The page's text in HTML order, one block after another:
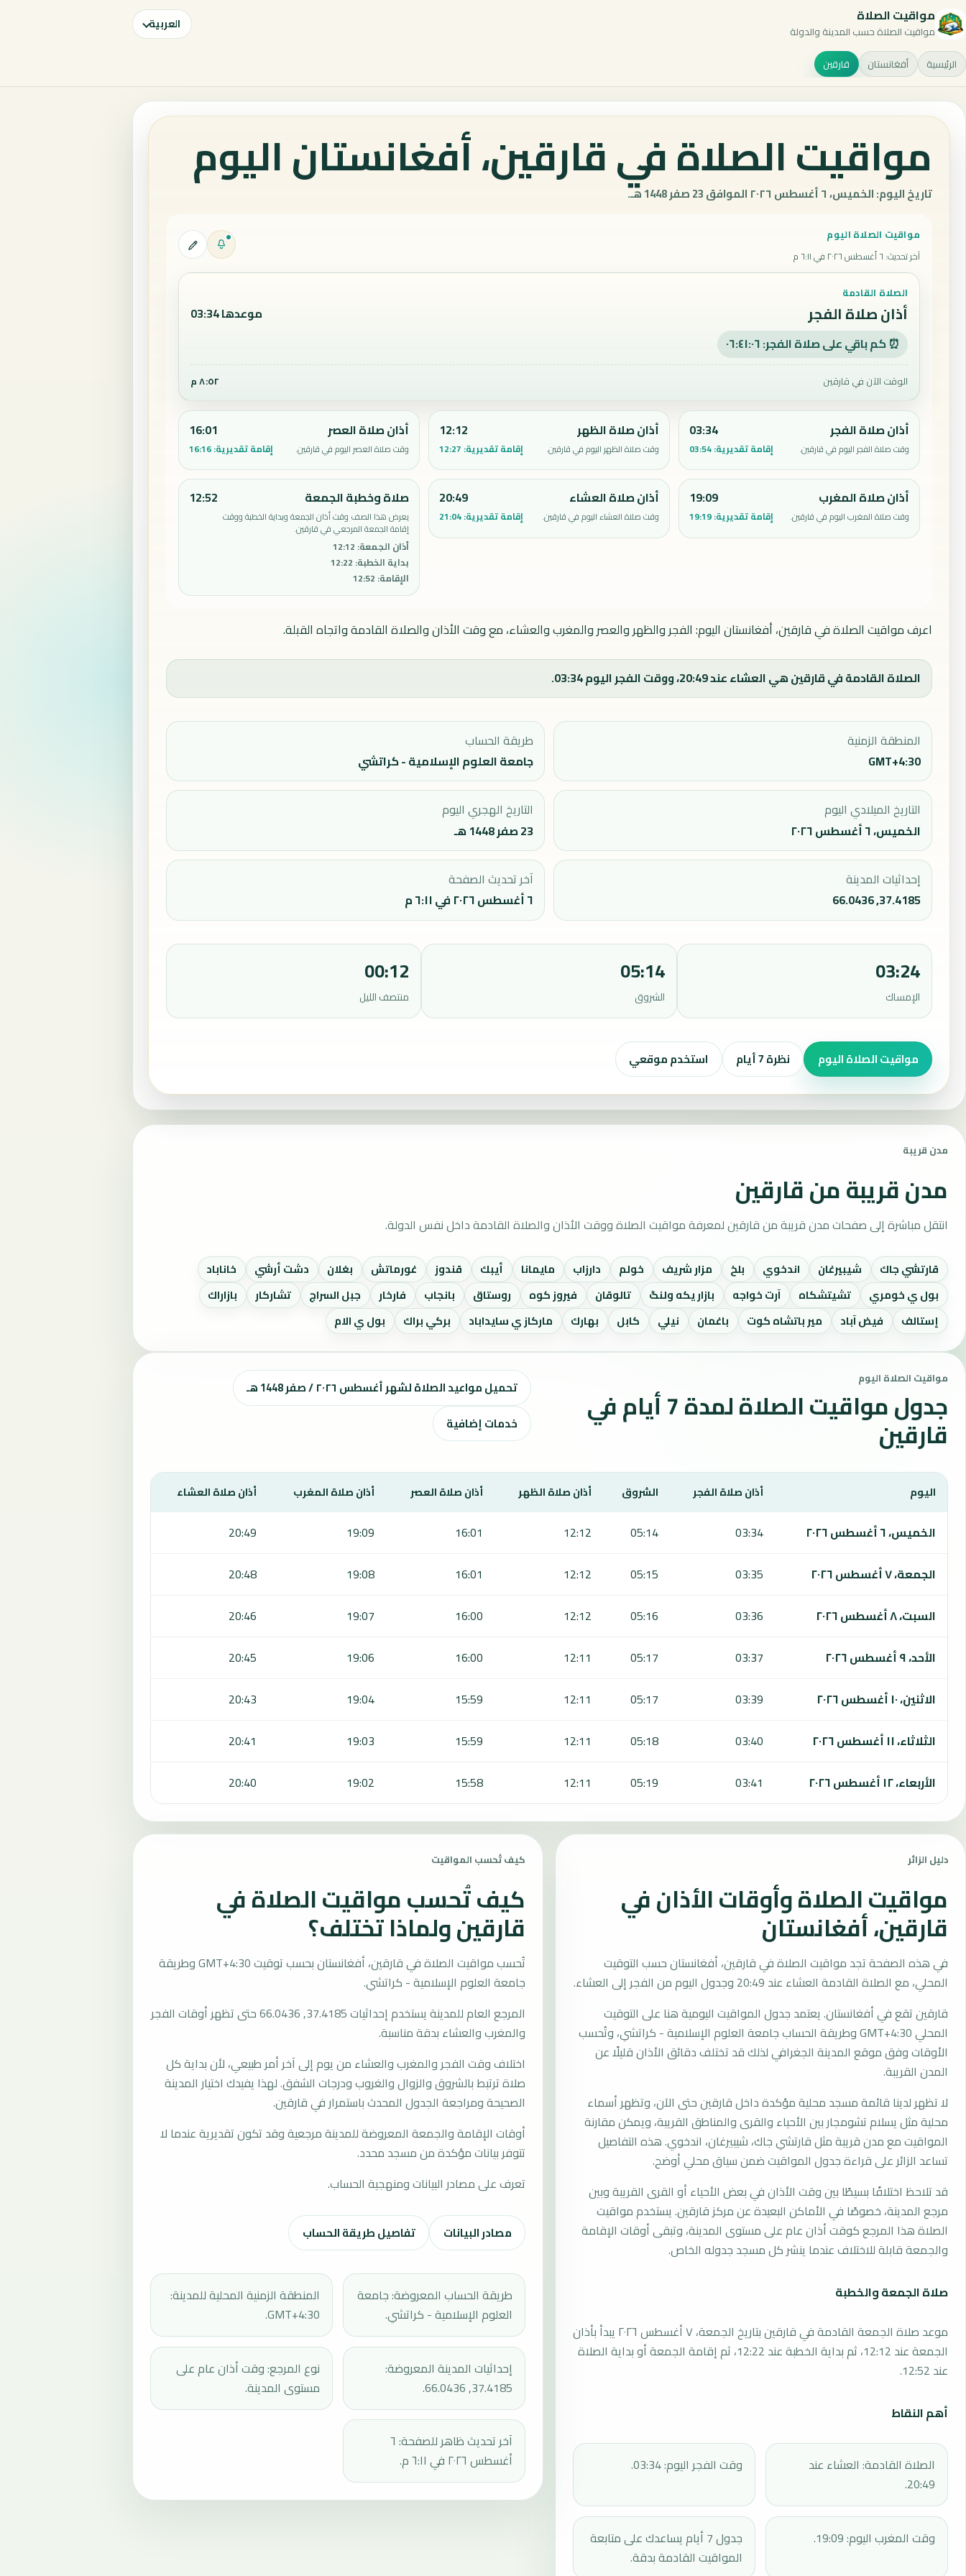
مواقيت الصلاة
مواقيت الصلاة حسب المدينة والدولة العربية
الرئيسية أفغانستان قارقين
مواقيت الصلاة في قارقين، أفغانستان اليوم
تاريخ اليوم: الخميس، ٦ أغسطس ٢٠٢٦ الموافق 23 صفر 1448 هـ.
مواقيت الصلاة اليوم
آخر تحديث: ٦ أغسطس ٢٠٢٦ في ٦:١١ م
الصلاة القادمة
أذان صلاة الفجر موعدها 03:34
⏰ كم باقي على صلاة الفجر: ٠٦:٤١:٠٥
الوقت الآن في قارقين ٨:٥٢ م
أذان صلاة الفجر
وقت صلاة الفجر اليوم في قارقين.
03:34
إقامة تقديرية:03:54
أذان صلاة الظهر
وقت صلاة الظهر اليوم في قارقين.
12:12
إقامة تقديرية: 12:27
أذان صلاة العصر
وقت صلاة العصر اليوم في قارقين.
16:01
إقامة تقديرية:16:16
أذان صلاة المغرب
وقت صلاة المغرب اليوم في قارقين.
19:09
إقامة تقديرية:19:19
أذان صلاة العشاء
وقت صلاة العشاء اليوم في قارقين.
20:49
إقامة تقديرية:21:04
صلاة وخطبة الجمعة
يعرض هذا الصف وقت أذان الجمعة وبداية الخطبة ووقت
إقامة الجمعة المرجعي في قارقين.
أذان الجمعة:
12:12
بداية الخطبة:
12:22
الإقامة:
12:52
12:52
اعرف مواقيت الصلاة في قارقين، أفغانستان اليوم: الفجر والظهر والعصر والمغرب والعشاء، مع وقت الأذان والصلاة القادمة واتجاه القبلة.
الصلاة القادمة في قارقين هي العشاء عند 20:49، ووقت الفجر اليوم 03:34.
المنطقة الزمنية
GMT+4:30
طريقة الحساب
جامعة العلوم الإسلامية - كراتشي
التاريخ الميلادي اليوم
الخميس، ٦ أغسطس ٢٠٢٦
التاريخ الهجري اليوم
23 صفر 1448 هـ
إحداثيات المدينة
37.4185, 66.0436
آخر تحديث الصفحة
٦ أغسطس ٢٠٢٦ في ٦:١١ م
03:24
الإمساك
05:14
الشروق
00:12
منتصف الليل
مواقيت الصلاة اليوم نظرة 7 أيام استخدم موقعي
مدن قريبة
مدن قريبة من قارقين
انتقل مباشرة إلى صفحات مدن قريبة من قارقين لمعرفة مواقيت الصلاة ووقت الأذان والصلاة القادمة داخل نفس الدولة.
قارتشي جاك شيبيرغان اندخوي بلخ مزار شريف خولم دارزاب مايمانا أيبك قندوز غورماتش بغلان دشت أرشي
خاناباد
بول ي خومري
تشيتشكاه آرت خواجه بازار يكه ولنگ تالوقان فيروز كوه روستاق بانجاب فارخار جبل السراج تشاركار
بازاراك
إستالف
فيض آباد مير باتشاه كوت باغمان نيلي كابل بهارك ماركاز ي سايداباد بركي براك بول ي الام
مواقيت الصلاة اليوم
جدول مواقيت الصلاة لمدة 7 أيام في
قارقين
تحميل مواعيد الصلاة لشهر أغسطس ٢٠٢٦ / صفر 1448 هـ
خدمات إضافية
يعرض هذا الجدول مواقيت الصلاة لمدة 7 أيام في قارقين، بما يشمل الفجر والشروق والظهر والعصر والمغرب والعشاء.
اليوم أذان صلاة الفجر الشروق أذان صلاة الظهر أذان صلاة العصر أذان صلاة المغرب أذان صلاة العشاء
الخميس، ٦ أغسطس ٢٠٢٦ 03:34
05:14
12:12
16:01
19:09
20:49
الجمعة، ٧ أغسطس ٢٠٢٦
03:35
05:15
12:12
16:01
19:08
20:48
السبت، ٨ أغسطس ٢٠٢٦
03:36
05:16
12:12
16:00
19:07
20:46
الأحد، ٩ أغسطس ٢٠٢٦
03:37
05:17
12:11
16:00
19:06
20:45
الاثنين، ١٠ أغسطس ٢٠٢٦
03:39
05:17
12:11
15:59
19:04
20:43
الثلاثاء، ١١ أغسطس ٢٠٢٦
03:40
05:18
12:11
15:59
19:03
20:41
الأربعاء، ١٢ أغسطس ٢٠٢٦
03:41
05:19
12:11
15:58
19:02
20:40
دليل الزائر
مواقيت الصلاة وأوقات الأذان في
قارقين، أفغانستان
في هذه الصفحة تجد مواقيت الصلاة في قارقين، أفغانستان حسب التوقيت
المحلي، مع الصلاة القادمة العشاء عند 20:49 وجدول اليوم من الفجر إلى العشاء.
قارقين تقع في أفغانستان. يعتمد جدول المواقيت اليومية هنا على التوقيت
المحلي GMT+4:30 وطريقة الحساب جامعة العلوم الإسلامية - كراتشي، وتُحسب
الأوقات وفق موقع المدينة الجغرافي لذلك قد تختلف دقائق الأذان قليلًا عن
المدن القريبة.
لا تظهر لدينا قائمة مسجد محلية مؤكدة داخل قارقين حتى الآن، وتظهر أسماء
محلية مثل يسلام تشومجار بين الأحياء والقرى والمناطق القريبة، ويمكن مقارنة
المواقيت مع مدن قريبة مثل قارتشي جاك، شيبيرغان، اندخوي. هذه التفاصيل
تساعد الزائر على قراءة جدول المواقيت ضمن سياق محلي أوضح.
قد تلاحظ اختلافًا بسيطًا بين وقت الأذان في بعض الأحياء أو القرى القريبة وبين
مرجع المدينة، خصوصًا في الأماكن البعيدة عن مركز قارقين. يستخدم مواقيت
الصلاة هذا المرجع كوقت أذان عام على مستوى المدينة، وتبقى أوقات الإقامة
والجمعة قابلة للاختلاف عندما ينشر كل مسجد جدوله الخاص.
صلاة الجمعة والخطبة
موعد صلاة الجمعة القادمة في قارقين بتاريخ الجمعة، ٧ أغسطس ٢٠٢٦ يبدأ بأذان
الجمعة عند 12:12، ثم بداية الخطبة عند 12:22، ثم إقامة الجمعة أو بداية الصلاة
عند 12:52.
أهم النقاط
الصلاة القادمة: العشاء عند
20:49.
وقت الفجر اليوم: 03:34.
وقت المغرب اليوم: 19:09.
جدول 7 أيام يساعدك على متابعة
المواقيت القادمة بدقة.
كيف تُحسب المواقيت
كيف تُحسب مواقيت الصلاة في
قارقين ولماذا تختلف؟
تُحسب مواقيت الصلاة في قارقين، أفغانستان بحسب توقيت GMT+4:30 وطريقة
جامعة العلوم الإسلامية - كراتشي.
المرجع العام للمدينة يستخدم إحداثيات 37.4185, 66.0436 حتى تظهر أوقات الفجر
والمغرب والعشاء بدقة مناسبة.
اختلاف وقت الفجر والمغرب والعشاء من يوم إلى آخر أمر طبيعي، لأن بداية كل
صلاة ترتبط بالشروق والزوال والغروب ودرجات الشفق. لهذا يفيدك اختيار المدينة
الصحيحة ومراجعة الجدول المحدث باستمرار في قارقين.
أوقات الإقامة والجمعة المعروضة للمدينة مرجعية وقد تكون تقديرية عندما لا
تتوفر بيانات مؤكدة من مسجد محدد.
تعرف على مصادر البيانات ومنهجية الحساب.
مصادر البيانات تفاصيل طريقة الحساب
طريقة الحساب المعروضة: جامعة
العلوم الإسلامية - كراتشي.
المنطقة الزمنية المحلية للمدينة:
GMT+4:30.
إحداثيات المدينة المعروضة:
37.4185, 66.0436.
نوع المرجع: وقت أذان عام على
مستوى المدينة.
آخر تحديث ظاهر للصفحة: ٦
أغسطس ٢٠٢٦ في ٦:١١ م.